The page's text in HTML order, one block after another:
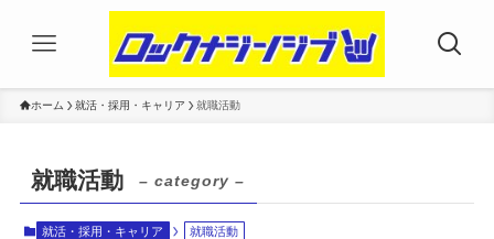
ホーム 就活・採用・キャリア 就職活動
就職活動 – category –
就活・採用・キャリア 就職活動